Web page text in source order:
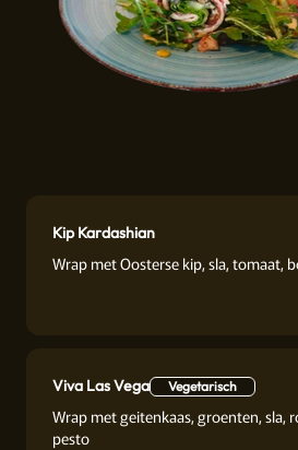
Kip Kardashian
Wrap met Oosterse kip, sla, tomaat,
Viva Las Vega Vegetarisch
Wrap met geitenkaas, groenten, sla,
pesto